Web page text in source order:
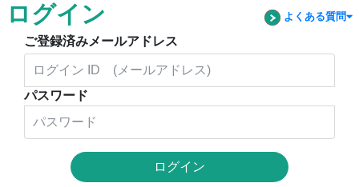
ログイン よくある質問
ご登録済みメールアドレス
パスワード
ログイン